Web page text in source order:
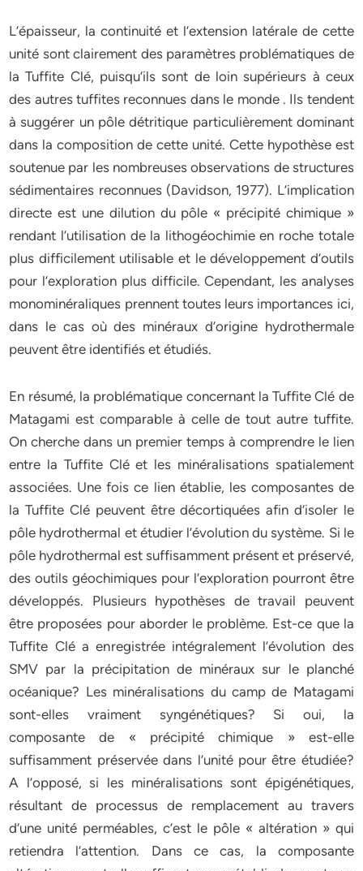
L’épaisseur, la continuité et l’extension latérale de cette
unité sont clairement des paramètres problématiques de
la Tuffite Clé, puisqu’ils sont de loin supérieurs à ceux
des autres tuffites reconnues dans le monde . Ils tendent
à suggérer un pôle détritique particulièrement dominant
dans la composition de cette unité. Cette hypothèse est
soutenue par les nombreuses observations de structures
sédimentaires reconnues (Davidson, 1977). L’implication
directe est une dilution du pôle « précipité chimique »
rendant l’utilisation de la lithogéochimie en roche totale
plus difficilement utilisable et le développement d’outils
pour l’exploration plus difficile. Cependant, les analyses
monominéraliques prennent toutes leurs importances ici,
dans le cas où des minéraux d’origine hydrothermale
peuvent être identifiés et étudiés.
En résumé, la problématique concernant la Tuffite Clé de
Matagami est comparable à celle de tout autre tuffite.
On cherche dans un premier temps à comprendre le lien
entre la Tuffite Clé et les minéralisations spatialement
associées. Une fois ce lien établie, les composantes de
la Tuffite Clé peuvent être décortiquées afin d’isoler le
pôle hydrothermal et étudier l’évolution du système. Si le
pôle hydrothermal est suffisamment présent et préservé,
des outils géochimiques pour l’exploration pourront être
développés. Plusieurs hypothèses de travail peuvent
être proposées pour aborder le problème. Est-ce que la
Tuffite Clé a enregistrée intégralement l’évolution des
SMV par la précipitation de minéraux sur le planché
océanique? Les minéralisations du camp de Matagami
sont-elles vraiment syngénétiques? Si oui, la
composante de « précipité chimique » est-elle
suffisamment préservée dans l’unité pour être étudiée?
A l’opposé, si les minéralisations sont épigénétiques,
résultant de processus de remplacement au travers
d’une unité perméables, c’est le pôle « altération » qui
retiendra l’attention. Dans ce cas, la composante